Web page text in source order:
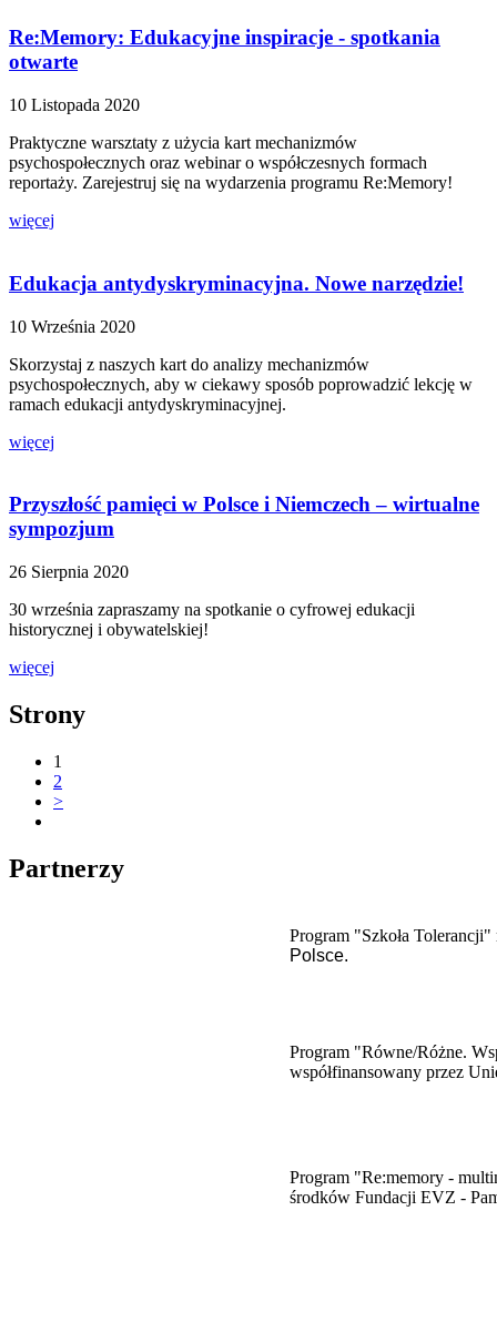
Re:Memory: Edukacyjne inspiracje - spotkania
otwarte
10 Listopada 2020
Praktyczne warsztaty z użycia kart mechanizmów
psychospołecznych oraz webinar o współczesnych formach
reportaży. Zarejestruj się na wydarzenia programu Re:Memory!
więcej
Edukacja antydyskryminacyjna. Nowe narzędzie!
10 Września 2020
Skorzystaj z naszych kart do analizy mechanizmów
psychospołecznych, aby w ciekawy sposób poprowadzić lekcję w
ramach edukacji antydyskryminacyjnej.
więcej
Przyszłość pamięci w Polsce i Niemczech – wirtualne
sympozjum
26 Sierpnia 2020
30 września zapraszamy na spotkanie o cyfrowej edukacji
historycznej i obywatelskiej!
więcej
Strony
1
2
>
Partnerzy
Program "Szkoła
Polsce.
Program "Równe/Różne.
współfinansowany przez
​Program "Re:memory -
środków Fundacji EVZ -